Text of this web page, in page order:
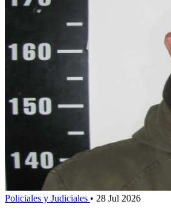
Policiales y Judiciales • 28 Jul 2026